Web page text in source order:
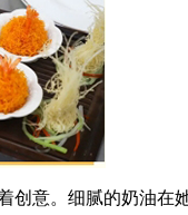
创意。细腻的奶油在